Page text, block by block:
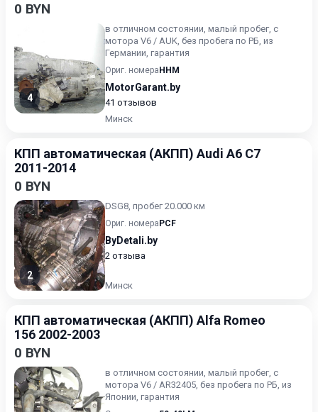
0 BYN
4
в отличном состоянии, малый пробег, с
мотора V6 / AUK, без пробега по РБ, из
Германии, гарантия
Ориг. номера HHM
MotorGarant.by
41 отзывов
Минск
КПП автоматическая (АКПП) Audi A6 C7
2011-2014
0 BYN
2
DSG8, пробег 20.000 км
Ориг. номера PCF
ByDetali.by
2 отзыва
Минск
КПП автоматическая (АКПП) Alfa Romeo
156 2002-2003
0 BYN
в отличном состоянии, малый пробег, с
мотора V6 / AR32405, без пробега по РБ, из
Японии, гарантия